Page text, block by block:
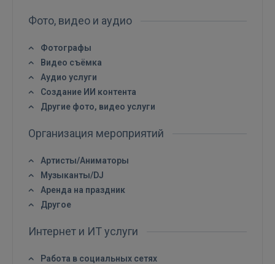
Фото, видео и аудио
Фотографы
Видео съёмка
Аудио услуги
Создание ИИ контента
Другие фото, видео услуги
Организация мероприятий
Артисты/Аниматоры
Музыканты/DJ
Аренда на праздник
Другое
Интернет и ИТ услуги
Работа в социальных сетях